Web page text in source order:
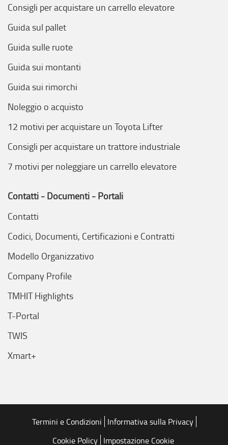
Consigli per acquistare un carrello elevatore
Guida sul pallet
Guida sulle ruote
Guida sui montanti
Guida sui rimorchi
Noleggio o acquisto
12 motivi per acquistare un Toyota Lifter
Consigli per acquistare un trattore industriale
7 motivi per noleggiare un carrello elevatore
Contatti - Documenti - Portali
Contatti
Codici, Documenti, Certificazioni e Contratti
Modello Organizzativo
Company Profile
TMHIT Highlights
T-Portal
TWIS
Xmart+
Termini e Condizioni Informativa sulla Privacy
Cookie Policy Impostazione Cookie